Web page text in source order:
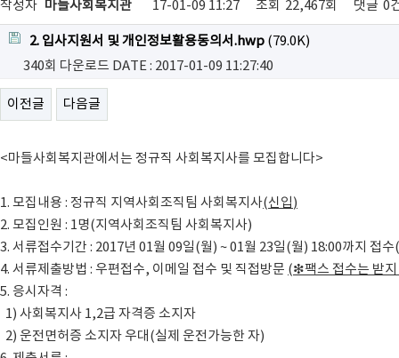
작성자 마들사회복지관 17-01-09 11:27 조회 22,467회 댓글 0
2. 입사지원서 및 개인정보활용동의서.hwp (79.0K)
340회 다운로드 DATE : 2017-01-09 11:27:40
이전글 다음글
<마들사회복지관에서는 정규직 사회복지사를 모집합니다>
1. 모집내용 : 정규직 지역사회조직팀 사회복지사(신입)
2. 모집인원 : 1명(지역사회조직팀 사회복지사)
3. 서류접수기간 : 2017년 01월 09일(월) ~ 01월 23일(월) 18:00까지 접
4. 서류제출방법 : 우편접수, 이메일 접수 및 직접방문 (❇팩스 접수는 받
5. 응시자격 :
1) 사회복지사 1,2급 자격증 소지자
2) 운전면허증 소지자 우대(실제 운전가능한 자)